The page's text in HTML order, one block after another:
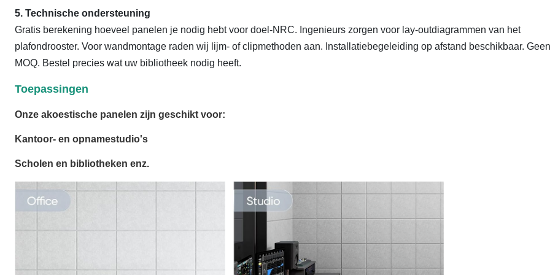
5. Technische ondersteuning
Gratis berekening hoeveel panelen je nodig hebt voor doel-NRC. Ingenieurs zorgen voor lay-outdiagrammen van het
plafondrooster. Voor wandmontage raden wij lijm- of clipmethoden aan. Installatiebegeleiding op afstand beschikbaar. Geen
MOQ. Bestel precies wat uw bibliotheek nodig heeft.
Toepassingen
Onze akoestische panelen zijn geschikt voor:
Kantoor- en opnamestudio's
Scholen en bibliotheken enz.